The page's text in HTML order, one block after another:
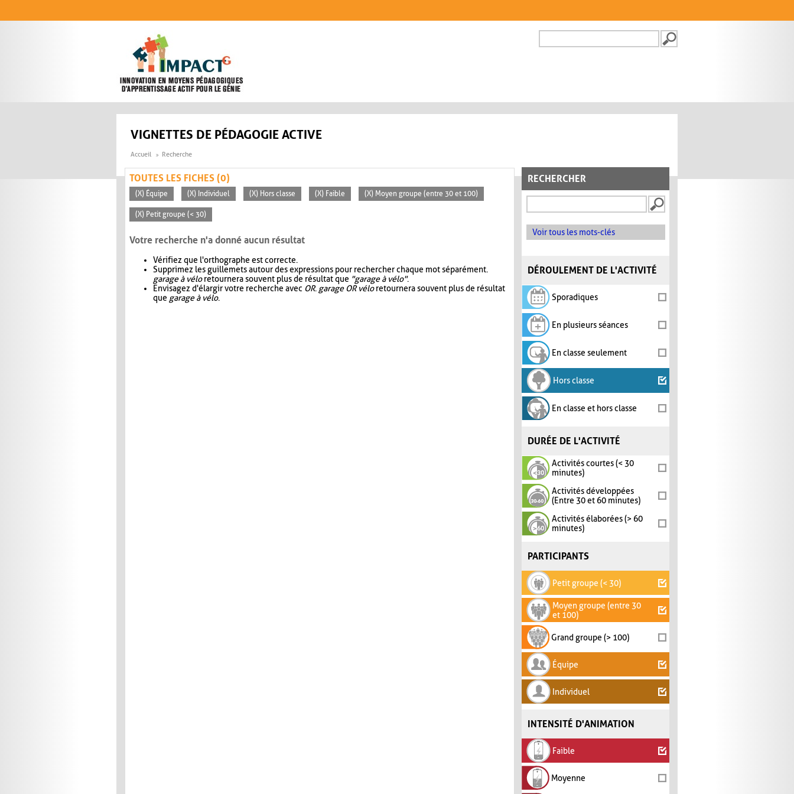
FORMULAIRE DE
VIGNETTES DE PÉDAGOGIE ACTIVE
Accueil Recherche
RECHERCHER
Voir tous les mots-clés
DÉROULEMENT DE L'ACTIVITÉ
Sporadiques
En plusieurs séances
En classe seulement
Hors classe
En classe et hors classe
DURÉE DE L'ACTIVITÉ
Activités courtes (< 30
minutes)
Activités développées
(Entre 30 et 60 minutes)
Activités élaborées (> 60
minutes)
PARTICIPANTS
Petit groupe (< 30)
Moyen groupe (entre 30
et 100)
Grand groupe (> 100)
Équipe
Individuel
INTENSITÉ D'ANIMATION
Faible
Moyenne
TOUTES LES FICHES (0)
(X) Équipe (X) Individuel (X) Hors classe (X) Faible (X) Moyen groupe (entre 30 et 100)
(X) Petit groupe (< 30)
Votre recherche n'a donné aucun résultat
Vérifiez que l'orthographe est correcte.
Supprimez les guillemets autour des expressions pour rechercher chaque mot séparément.
garage à véloretournera souvent plus de résultat que "garage à vélo".
Envisagez d'élargir votre recherche avec OR. garage OR véloretournera souvent plus de résultat
que garage à vélo.